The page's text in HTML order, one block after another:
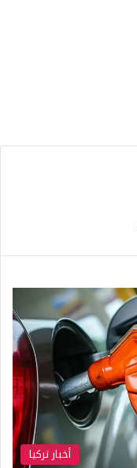
أخبار تركيا